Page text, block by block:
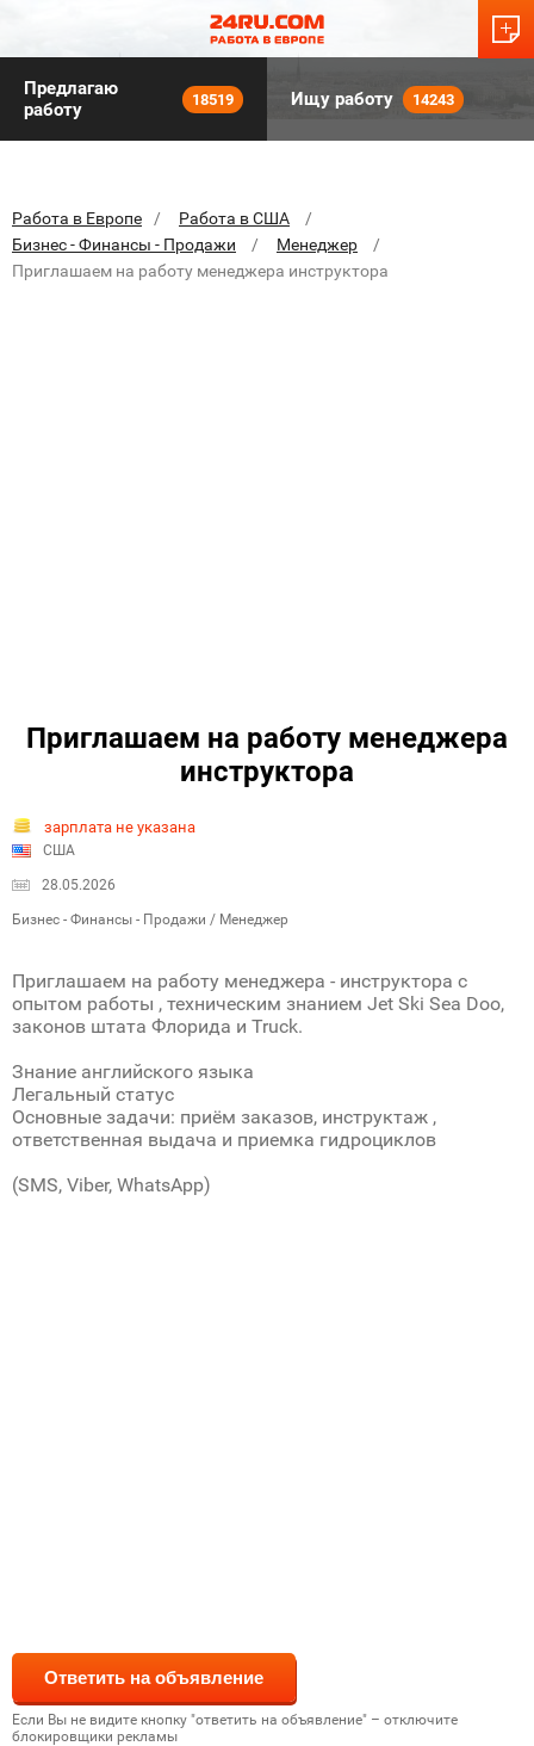
Предлагаю
работу
18519 Ищу работу 14243
Работа в Европе
Работа в США
Бизнес - Финансы - Продажи
Менеджер
Приглашаем на работу менеджера инструктора
Приглашаем на работу менеджера
инструктора
зарплата не указана
США
28.05.2026
Бизнес - Финансы - Продажи / Менеджер
Приглашаем на работу менеджера - инструктора с
опытом работы , техническим знанием Jet Ski Sea Doo,
законов штата Флорида и Truck.
Знание английского языка
Легальный статус
Основные задачи: приём заказов, инструктаж ,
ответственная выдача и приемка гидроциклов
(SMS, Viber, WhatsApp)
Если Вы не видите кнопку "ответить на объявление" – отключите
блокировщики рекламы